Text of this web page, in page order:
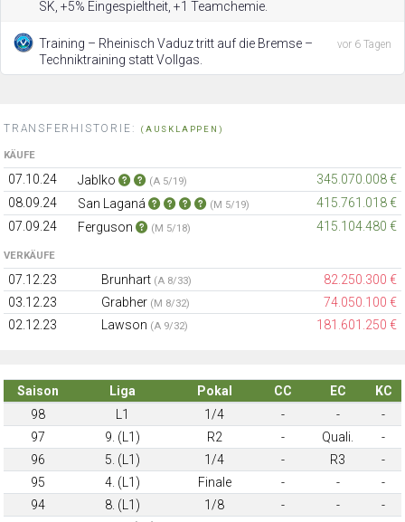
SK, +5% Eingespieltheit, +1 Teamchemie.
Training – Rheinisch Vaduz tritt auf die Bremse –
Techniktraining statt Vollgas.
vor 6 Tagen
TRANSFERHISTORIE: (AUSKLAPPEN)
KÄUFE
07.10.24 Jablko (A 5/19)
345.070.008 €
08.09.24
San Laganá (M 5/19)
415.761.018 €
07.09.24
Ferguson (M 5/18) 415.104.480 €
VERKÄUFE
07.12.23 Brunhart (A 8/33)
82.250.300 €
03.12.23
Grabher (M 8/32)
74.050.100 €
02.12.23
Lawson (A 9/32) 181.601.250 €
Saison Liga Pokal CC EC
KC
98
L1 1/4 - -
-
97
9. (L1) R2 - Quali.
-
96
5. (L1) 1/4 - R3
-
95
4. (L1) Finale - -
-
94
8. (L1) 1/8 - -
-